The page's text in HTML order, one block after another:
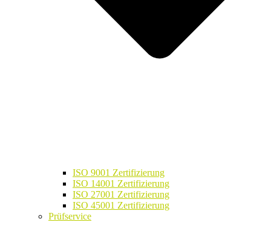
ISO 9001 Zertifizierung
ISO 14001 Zertifizierung
ISO 27001 Zertifizierung
ISO 45001 Zertifizierung
Prüfservice